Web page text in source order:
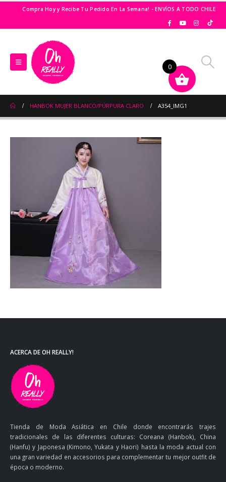
Compra Hoy y Recibe Tu Pedido En La Semana! - ENVÍOS A TODO CHILE
HANBOK MUJER BLANCO/PÚRPURA CLARO A354_IMG1
ACERCA DE OH REALLY!
Tienda de Moda Asiática en Chile donde encontrarás trajes
tradicionales de las diferentes culturas: Coreana (Hanbok), China
(Hanfu) y Japonesa (Kimono, Yukata y Haori) hasta la moda actual con
una gran variedad en accesorios para complementar tu mejor outfit de
época o moderno.
0